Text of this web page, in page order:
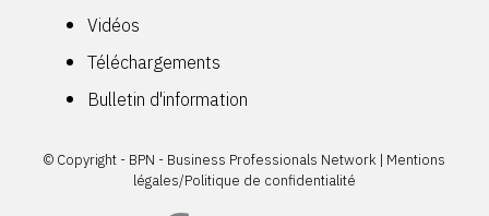
Vidéos
Téléchargements
Bulletin d'information
© Copyright - BPN - Business Professionals Network | Mentions
légales/Politique de confidentialité